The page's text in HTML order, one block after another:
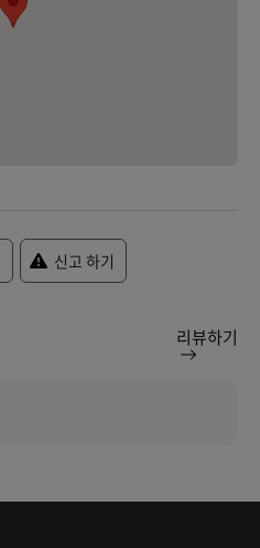
신고 하기
리뷰하기